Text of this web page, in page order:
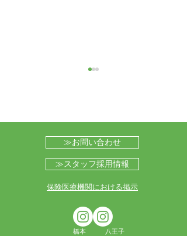
伊藤医師による心不全の
≫お問い合わせ
≫スタッフ採用情報
​​保険医療機関における掲示
橋本 八王子